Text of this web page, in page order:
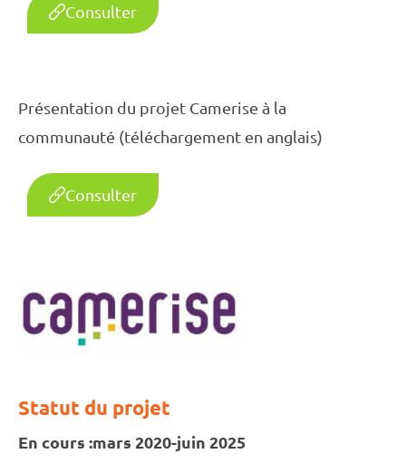
Statut du projet
En cours :mars 2020-juin 2025
Consulter
Présentation du projet Camerise à la
communauté (téléchargement en anglais)
Consulter